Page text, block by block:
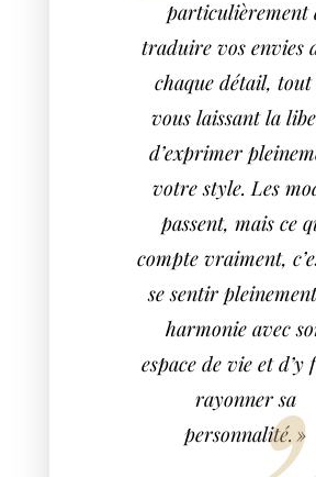
particulièrement
traduire vos envies
chaque détail, tout
vous laissant la
d’exprimer
votre style. Les
passent, mais ce
compte vraiment,
se sentir
harmonie avec
espace de vie et d’y
rayonner sa
personnalité. »